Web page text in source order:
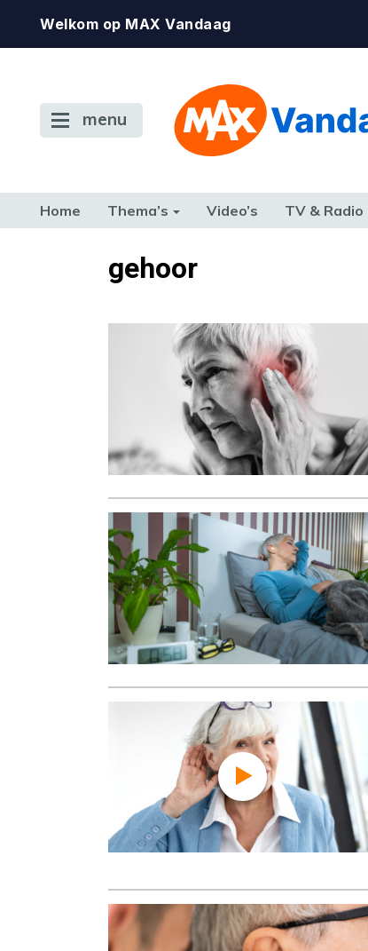
Welkom op MAX Vandaag
menu
Home Thema’s Video’s TV & Radio
TERUG NAAR TOENgehoor